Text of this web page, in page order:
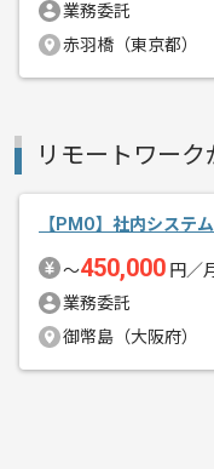
業務委託
赤羽橋（東京都）
リモートワー
【PMO】社内システ
〜450,000 円／
業務委託
御幣島（大阪府）